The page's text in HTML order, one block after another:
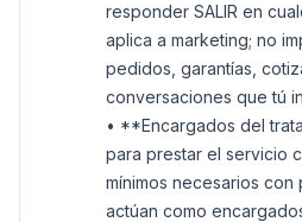
responder SALIR en
aplica a marketing; no
pedidos, garantías,
conversaciones que tú
• **Encargados del
para prestar el servicio
mínimos necesarios
actúan como